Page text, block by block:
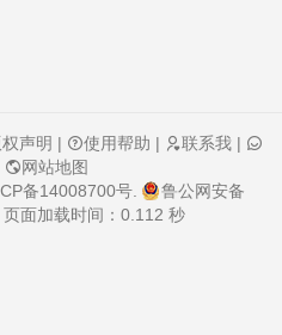
权声明 | 使用帮助 | 联系我 |
网站地图
备14008700号.
鲁公网安备
. 页面加载时间：0.112 秒